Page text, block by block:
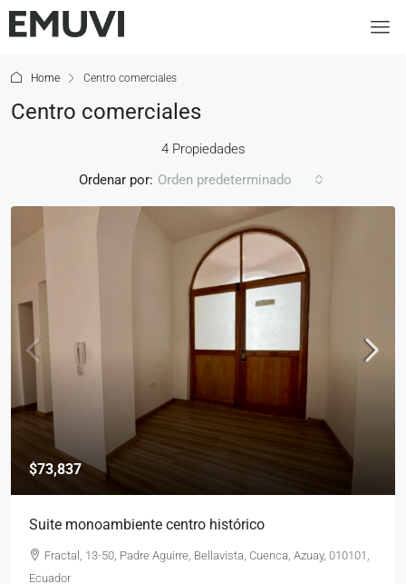
Home Centro comerciales
Centro comerciales
4 Propiedades
Ordenar por: Orden predeterminado
$73,837
Suite monoambiente centro histórico
Fractal, 13-50, Padre Aguirre, Bellavista, Cuenca, Azuay, 010101,
Ecuador